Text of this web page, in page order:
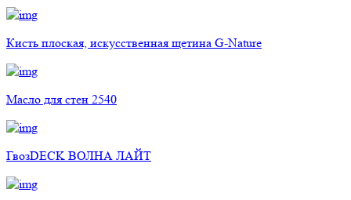
Кисть плоская, искусственная щетина G-Nature
Масло для стен 2540
ГвозDECK ВОЛНА ЛАЙТ